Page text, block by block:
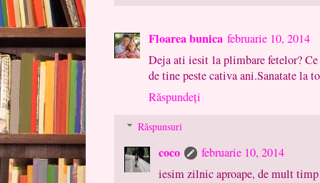
Floarea bunica februarie 10, 2014
Deja ati iesit la plimbare fetelor?
de tine peste cativa ani.Sanatate la
Răspundeți
Răspunsuri
coco
februarie 10, 2014
iesim zilnic aproape, de mult